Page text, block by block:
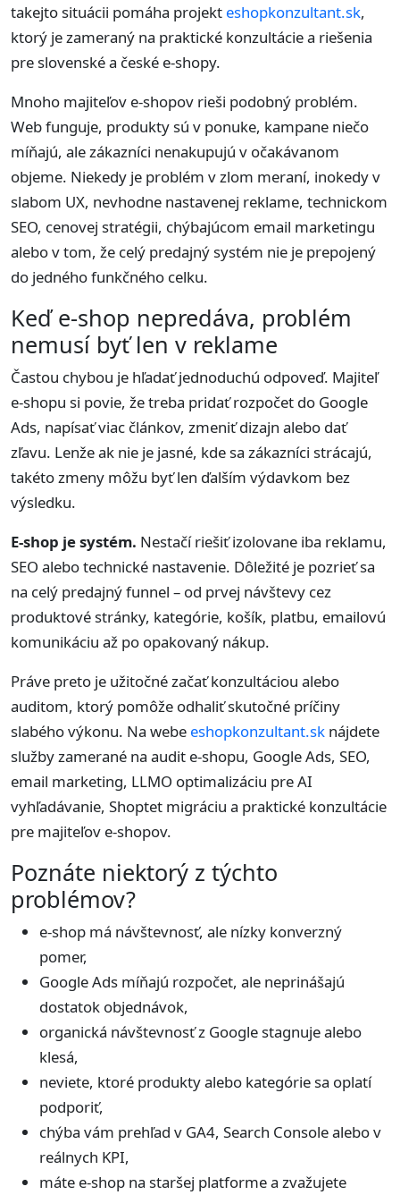
takejto situácii pomáha projekt eshopkonzultant.sk,
ktorý je zameraný na praktické konzultácie a riešenia
pre slovenské a české e-shopy.
Mnoho majiteľov e-shopov rieši podobný problém.
Web funguje, produkty sú v ponuke, kampane niečo
míňajú, ale zákazníci nenakupujú v očakávanom
objeme. Niekedy je problém v zlom meraní, inokedy v
slabom UX, nevhodne nastavenej reklame, technickom
SEO, cenovej stratégii, chýbajúcom email marketingu
alebo v tom, že celý predajný systém nie je prepojený
do jedného funkčného celku.
Keď e-shop nepredáva, problém
nemusí byť len v reklame
Častou chybou je hľadať jednoduchú odpoveď. Majiteľ
e-shopu si povie, že treba pridať rozpočet do Google
Ads, napísať viac článkov, zmeniť dizajn alebo dať
zľavu. Lenže ak nie je jasné, kde sa zákazníci strácajú,
takéto zmeny môžu byť len ďalším výdavkom bez
výsledku.
E-shop je systém. Nestačí riešiť izolovane iba reklamu,
SEO alebo technické nastavenie. Dôležité je pozrieť sa
na celý predajný funnel – od prvej návštevy cez
produktové stránky, kategórie, košík, platbu, emailovú
komunikáciu až po opakovaný nákup.
Práve preto je užitočné začať konzultáciou alebo
auditom, ktorý pomôže odhaliť skutočné príčiny
slabého výkonu. Na webe eshopkonzultant.sk nájdete
služby zamerané na audit e-shopu, Google Ads, SEO,
email marketing, LLMO optimalizáciu pre AI
vyhľadávanie, Shoptet migráciu a praktické konzultácie
pre majiteľov e-shopov.
Poznáte niektorý z týchto
problémov?
e-shop má návštevnosť, ale nízky konverzný
pomer,
Google Ads míňajú rozpočet, ale neprinášajú
dostatok objednávok,
organická návštevnosť z Google stagnuje alebo
klesá,
neviete, ktoré produkty alebo kategórie sa oplatí
podporiť,
chýba vám prehľad v GA4, Search Console alebo v
reálnych KPI,
máte e-shop na staršej platforme a zvažujete